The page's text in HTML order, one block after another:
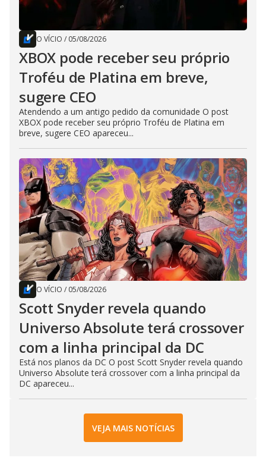
O VÍCIO / 05/08/2026
XBOX pode receber seu próprio
Troféu de Platina em breve,
sugere CEO
Atendendo a um antigo pedido da comunidade O post
XBOX pode receber seu próprio Troféu de Platina em
breve, sugere CEO apareceu...
O VÍCIO / 05/08/2026
Scott Snyder revela quando
Universo Absolute terá crossover
com a linha principal da DC
Está nos planos da DC O post Scott Snyder revela quando
Universo Absolute terá crossover com a linha principal da
DC apareceu...
VEJA MAIS NOTÍCIAS